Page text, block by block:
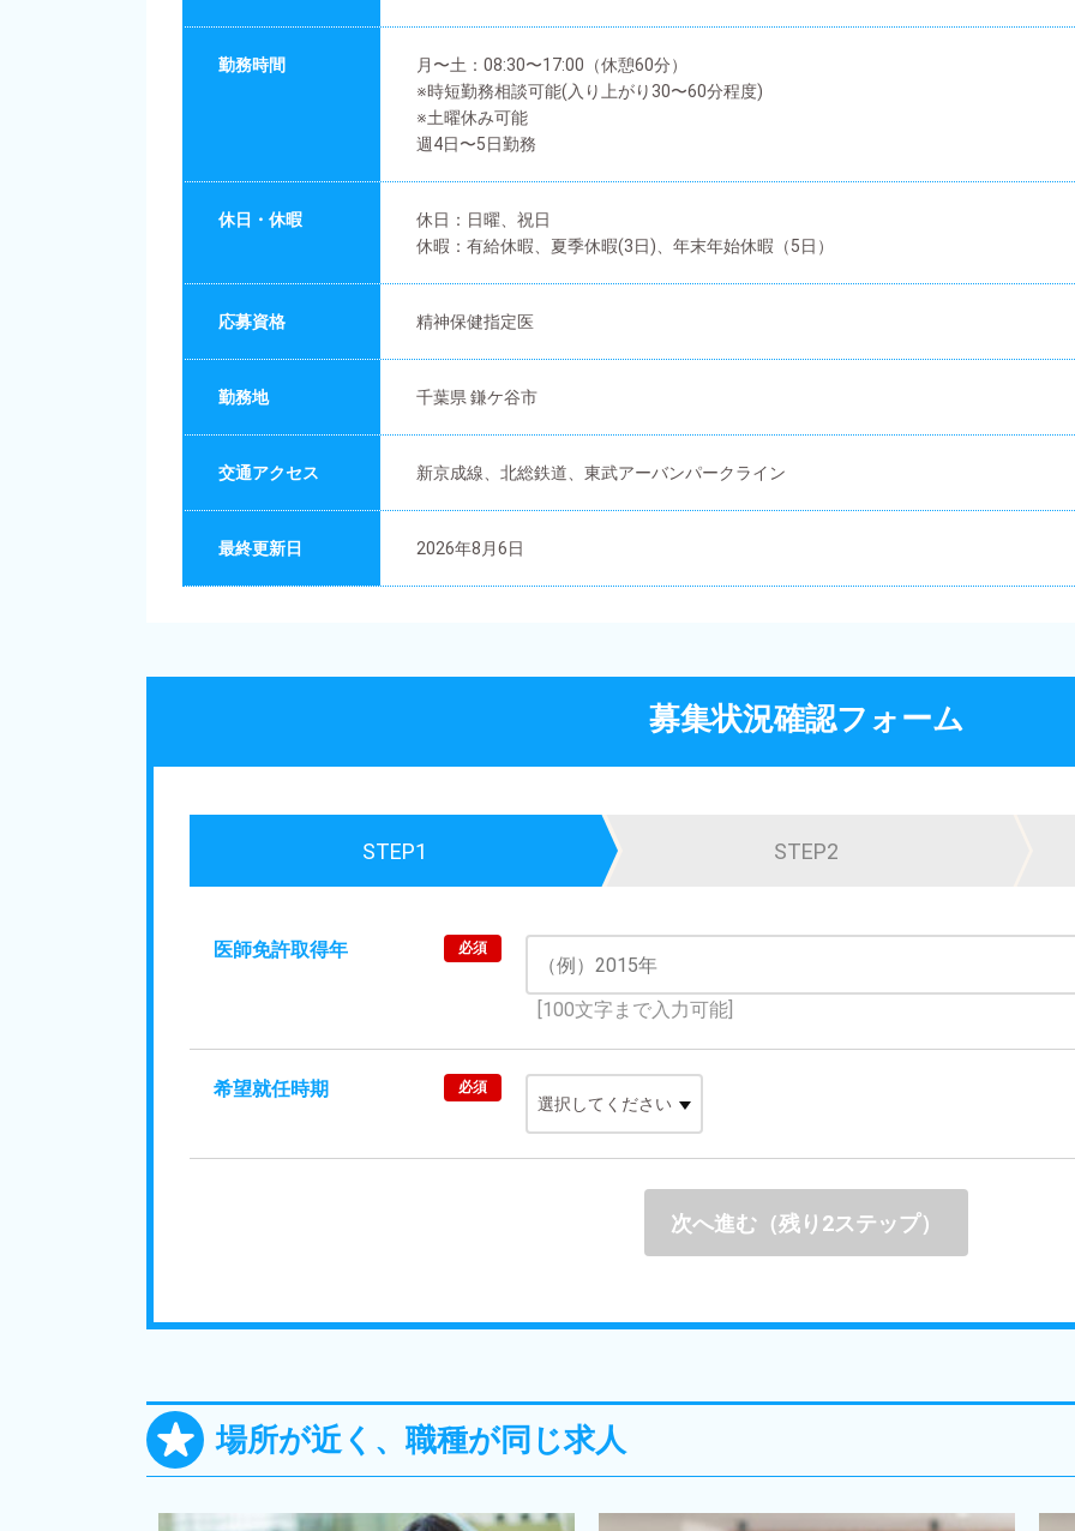
勤務時間
月〜土：08:30〜17:00（休憩60分）
※時短勤務相談可能(入り上がり30〜60分程度)
※土曜休み可能
週4日〜5日勤務
休日・休暇
休日：日曜、祝日
休暇：有給休暇、夏季休暇(3日)、年末年始休暇（5日）
応募資格 精神保健指定医
勤務地 千葉県 鎌ケ谷市
交通アクセス 新京成線、北総鉄道、東武アーバンパークライン
最終更新日 2026年8月6日
募集状況確認フォーム
STEP1 STEP2
医師免許取得年 必須
[100文字まで入力可能]
希望就任時期 必須
次へ進む（残り2ステップ）
場所が近く、職種が同じ求人